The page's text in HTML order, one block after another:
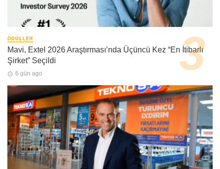
ÖDÜLLER
Mavi, Extel 2026 Araştırması’nda Üçüncü Kez “En İtibarlı
Şirket” Seçildi
6 gün ago